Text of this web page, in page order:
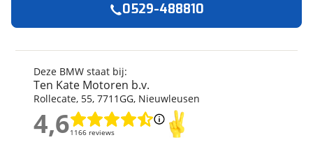
Merk
BMW
Model
Kenteken
Kilometerstand
87.925 km
Bouwjaar
2008
Tourer
Deze BMW staat bij:
Ten Kate Motoren b.v.
Rollecate, 55, 7711GG, Nieuwleusen
4,61166 reviews
4,61166 reviews
0529-488810